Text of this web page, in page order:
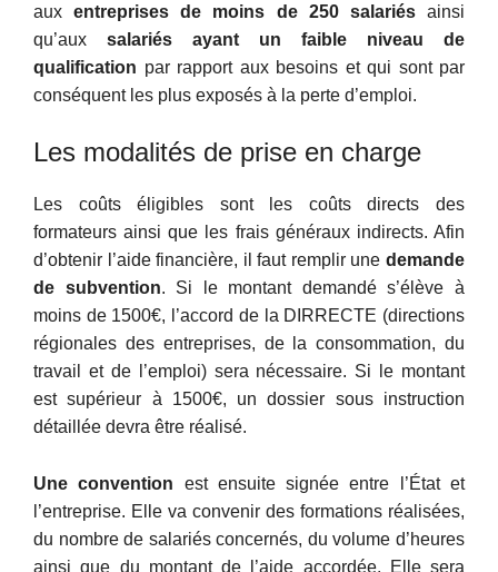
auxentreprises de moins de 250 salariésainsi
qu’aux salariés ayant un faible niveau de
qualification par rapport aux besoins et qui sont par
conséquent les plus exposés à la perte d’emploi.
Les modalités de prise en charge
Les coûts éligibles sont les coûts directs des
formateurs ainsi que les frais généraux indirects. Afin
d’obtenir l’aide financière, il faut remplir une demande
de subvention. Si le montant demandé s’élève à
moins de 1500€, l’accord de la DIRRECTE (directions
régionales des entreprises, de la consommation, du
travail et de l’emploi) sera nécessaire. Si le montant
est supérieur à 1500€, un dossier sous instruction
détaillée devra être réalisé.
Une convention est ensuite signée entre l’État et
l’entreprise. Elle va convenir des formations réalisées,
du nombre de salariés concernés, du volume d’heures
ainsi que du montant de l’aide accordée. Elle sera